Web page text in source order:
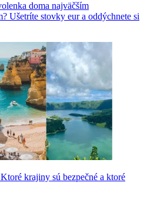
doma najväčším
Ušetríte stovky eur a oddýchnete si
krajiny sú bezpečné a ktoré